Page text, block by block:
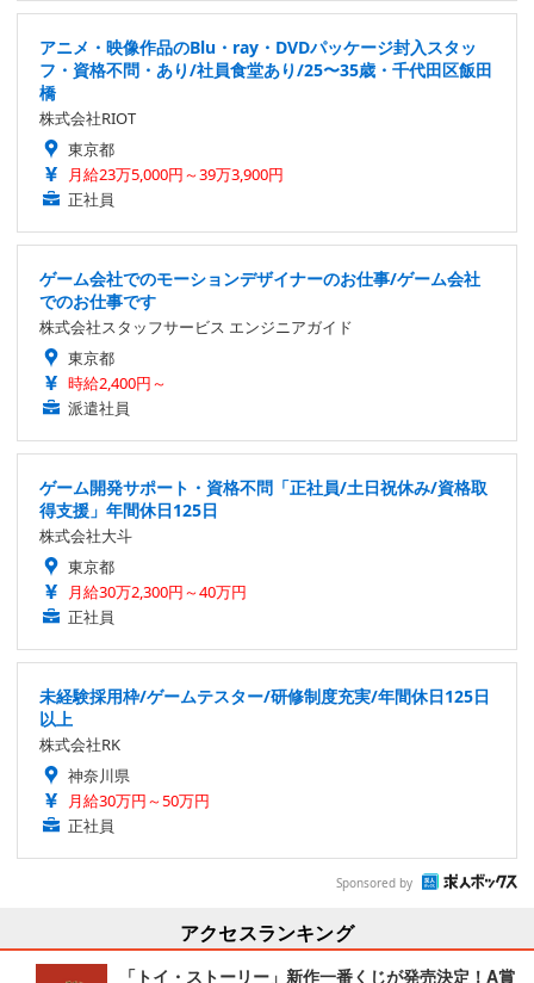
アニメ・映像作品のBlu・ray・DVDパッケージ封入スタッ
フ・資格不問・あり/社員食堂あり/25〜35歳・千代田区飯田
橋
株式会社RIOT
東京都
月給23万5,000円～39万3,900円
正社員
ゲーム会社でのモーションデザイナーのお仕事/ゲーム会社
でのお仕事です
株式会社スタッフサービス エンジニアガイド
東京都
時給2,400円～
派遣社員
ゲーム開発サポート・資格不問「正社員/土日祝休み/資格取
得支援」年間休日125日
株式会社大斗
東京都
月給30万2,300円～40万円
正社員
未経験採用枠/ゲームテスター/研修制度充実/年間休日125日
以上
株式会社RK
神奈川県
月給30万円～50万円
正社員
Sponsored by
アクセスランキング
「トイ・ストーリー」新作一番くじが発売決定！A賞